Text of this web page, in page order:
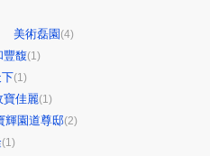
美術磊園 (4)
豐馥(1)
(1)
寶佳麗(1)
輝園道尊邸(2)
(1)